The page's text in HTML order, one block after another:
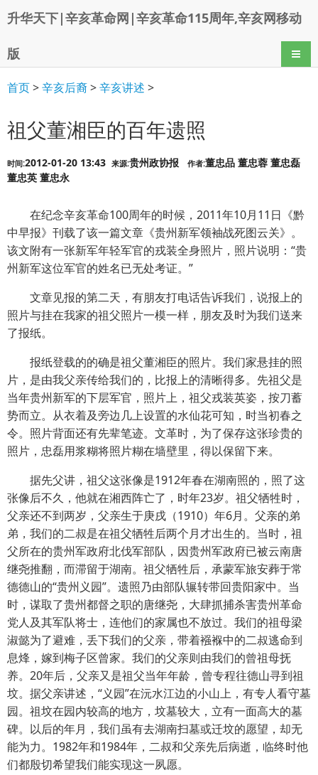
升华天下|辛亥革命网|辛亥革命115周年,辛亥网移动
版 导航
首页>辛亥后裔>辛亥讲述 >
祖父董湘臣的百年遗照
时间:2012-01-20 13:43 来源:贵州政协报 作者:董忠品 董忠蓉 董忠磊
董忠英 董忠永
在纪念辛亥革命100周年的时候，2011年10月11日《黔
中早报》刊载了该一篇文章《贵州新军领袖战死图云关》。
该文附有一张新军年轻军官的戎装全身照片，照片说明：“贵
州新军这位军官的姓名已无处考证。”
文章见报的第二天，有朋友打电话告诉我们，说报上的
照片与挂在我家的祖父照片一模一样，朋友及时为我们送来
了报纸。
报纸登载的的确是祖父董湘臣的照片。我们家悬挂的照
片，是由我父亲传给我们的，比报上的清晰得多。先祖父是
当年贵州新军的下层军官，照片上，祖父戎装英姿，按刀蓄
势而立。从衣着及旁边几上设置的水仙花可知，时当初春之
令。照片背面还有先辈笔迹。文革时，为了保存这张珍贵的
照片，忠磊用浆糊将照片糊在墙壁里，得以保留下来。
据先父讲，祖父这张像是1912年春在湖南照的，照了这
张像后不久，他就在湘西阵亡了，时年23岁。祖父牺牲时，
父亲还不到两岁，父亲生于庚戌（1910）年6月。父亲的弟
弟，我们的二叔是在祖父牺牲后两个月才出生的。当时，祖
父所在的贵州军政府北伐军部队，因贵州军政府已被云南唐
继尧推翻，而滞留于湖南。祖父牺牲后，承蒙军旅安葬于常
德德山的“贵州义园”。遗照乃由部队辗转带回贵阳家中。当
时，谋取了贵州都督之职的唐继尧，大肆抓捕杀害贵州革命
党人及其军队将士，连他们的家属也不放过。我们的祖母梁
淑懿为了避难，丢下我们的父亲，带着襁褓中的二叔逃命到
息烽，嫁到梅子区曾家。我们的父亲则由我们的曾祖母抚
养。20年后，父亲又是祖父当年年龄，曾专程往德山寻到祖
坟。据父亲讲述，“义园”在沅水江边的小山上，有专人看守墓
园。祖坟在园内较高的地方，坟墓较大，立有一面高大的墓
碑。以后的年月，我们虽有去湖南扫墓或迁坟的愿望，却无
能为力。1982年和1984年，二叔和父亲先后病逝，临终时他
们都殷切希望我们能实现这一夙愿。